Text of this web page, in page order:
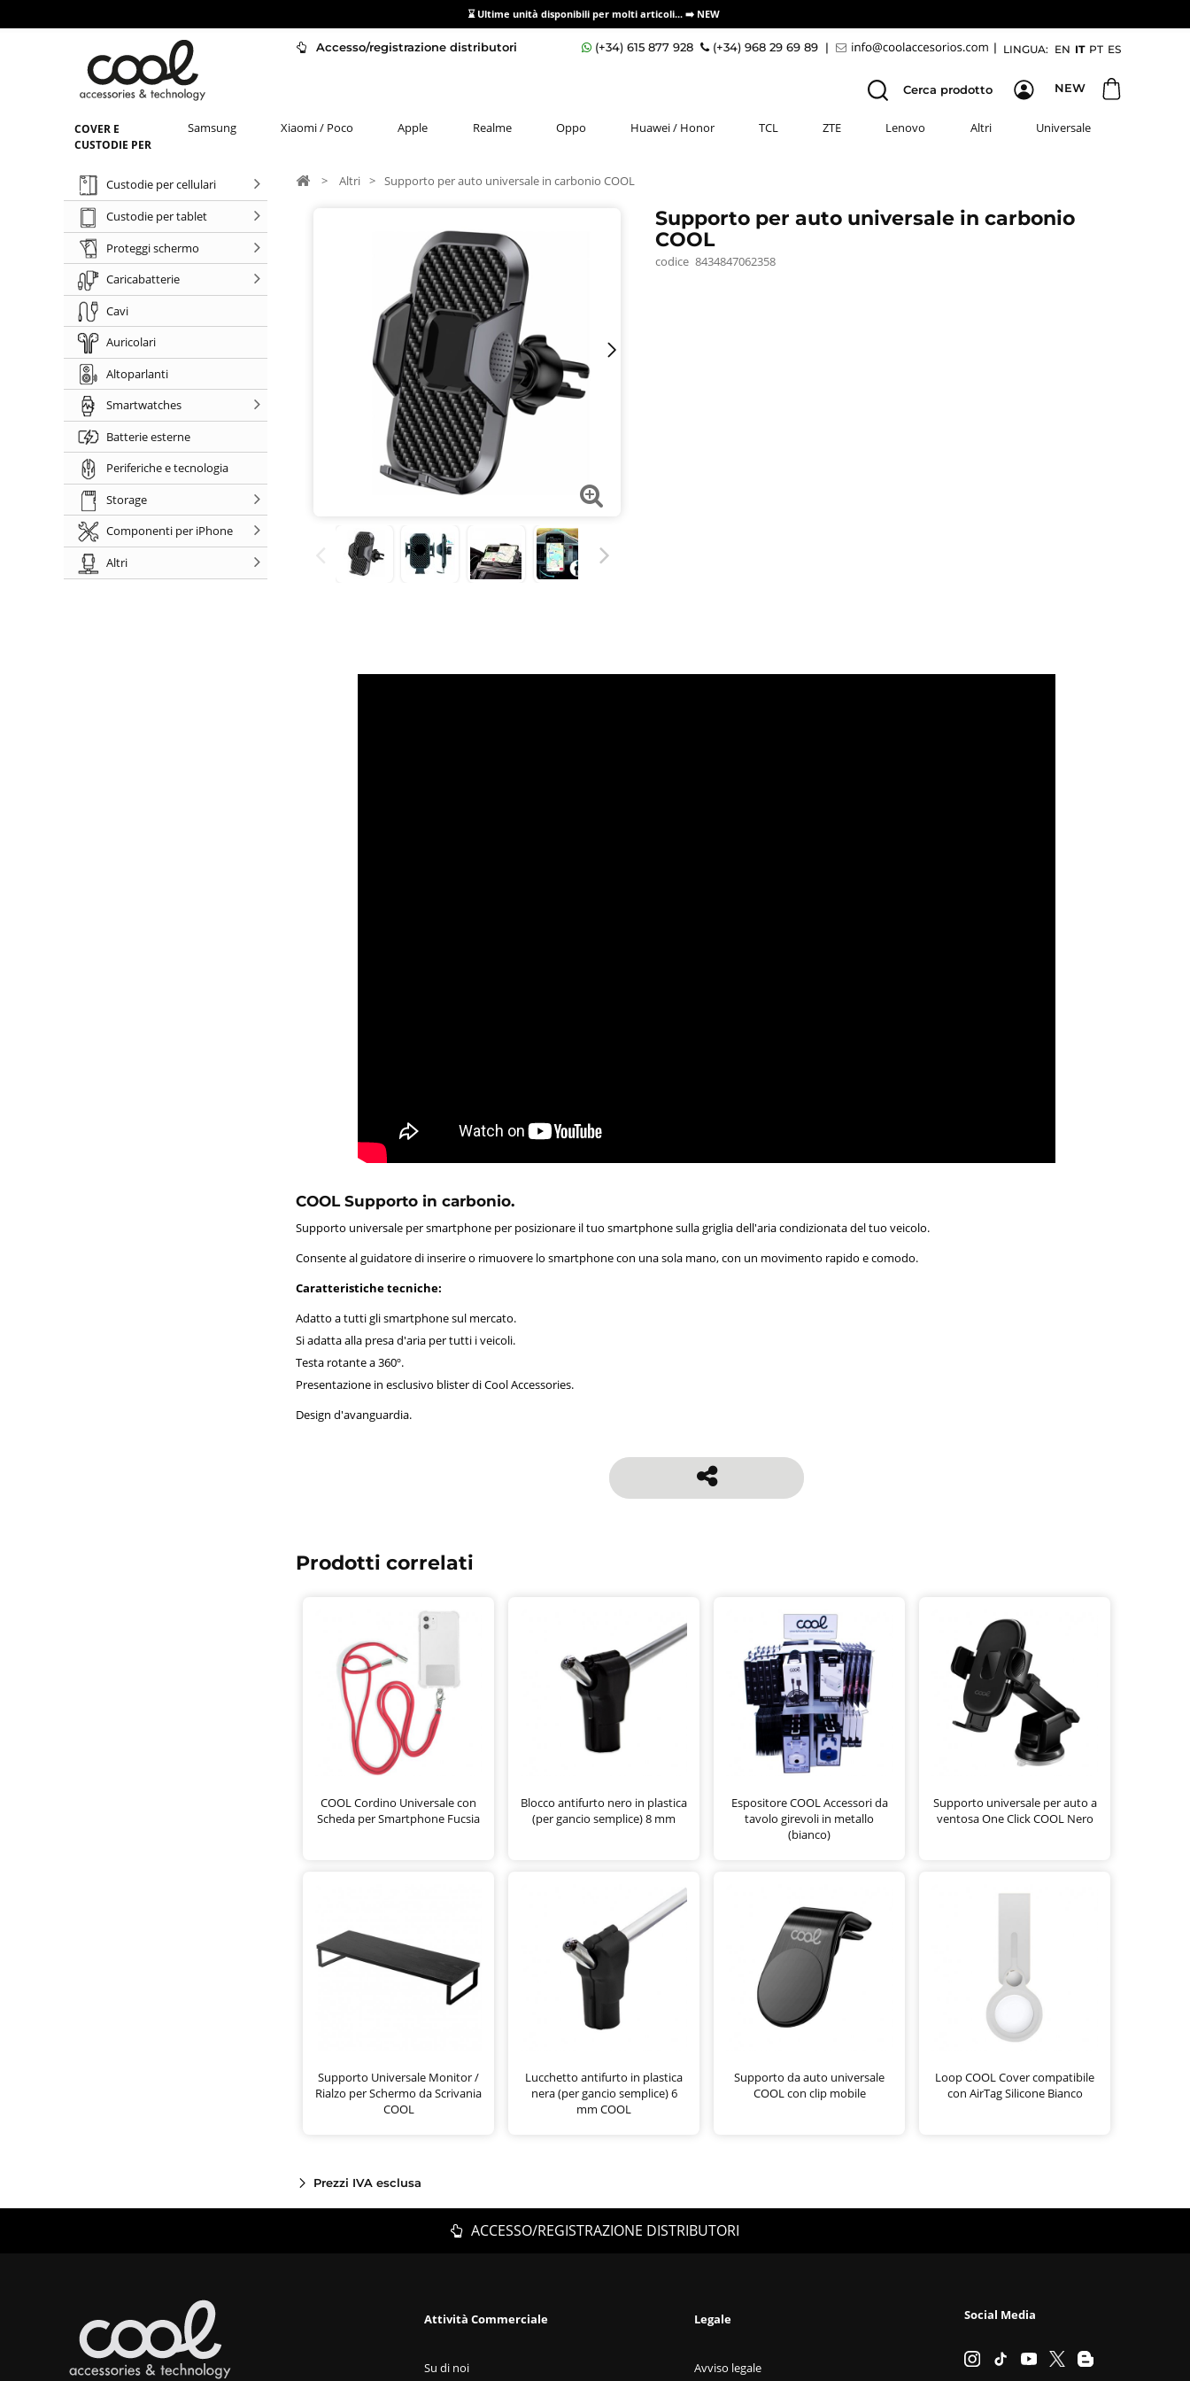
⌛ Ultime unità disponibili per molti articoli... ➡️ NEW
Accesso/registrazione distributori LINGUA: EN IT PT ES
(+34) 615 877 928 (+34) 968 29 69 89 | |
NEW
Cerca prodotto
COVER E
CUSTODIE PER
Samsung Xiaomi / Poco Apple Realme Oppo Huawei / Honor TCL ZTE Lenovo Altri Universale
Custodie per cellulari
Custodie per tablet
Proteggi schermo
Caricabatterie
Cavi
Auricolari
Altoparlanti
Smartwatches
Batterie esterne
Periferiche e tecnologia
Storage
Componenti per iPhone
Altri
> Altri > Supporto per auto universale in carbonio COOL
Supporto per auto universale in carbonio
COOL
codice 8434847062358
COOL Supporto in carbonio.
Supporto universale per smartphone per posizionare il tuo smartphone sulla griglia dell'aria condizionata del tuo veicolo.
Consente al guidatore di inserire o rimuovere lo smartphone con una sola mano, con un movimento rapido e comodo.
Caratteristiche tecniche:
Adatto a tutti gli smartphone sul mercato.
Si adatta alla presa d'aria per tutti i veicoli.
Testa rotante a 360º.
Presentazione in esclusivo blister di Cool Accessories.
Design d'avanguardia.
Prodotti correlati
COOL Cordino Universale con
Scheda per Smartphone Fucsia
Blocco antifurto nero in plastica
(per gancio semplice) 8 mm
Espositore COOL Accessori da
tavolo girevoli in metallo
(bianco)
Supporto universale per auto a
ventosa One Click COOL Nero
Supporto Universale Monitor /
Rialzo per Schermo da Scrivania
COOL
Lucchetto antifurto in plastica
nera (per gancio semplice) 6
mm COOL
Supporto da auto universale
COOL con clip mobile
Loop COOL Cover compatibile
con AirTag Silicone Bianco
Prezzi IVA esclusa
ACCESSO/REGISTRAZIONE DISTRIBUTORI
Attività Commerciale
Su di noi
Legale
Avviso legale
Social Media